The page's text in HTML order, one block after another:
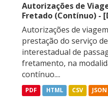
Autorizações de
Fretado (Contínuo) -
Autorizações de
prestação do serviço
interestadual de
fretamento, na
contínuo....
PDF HTML CSV JSON